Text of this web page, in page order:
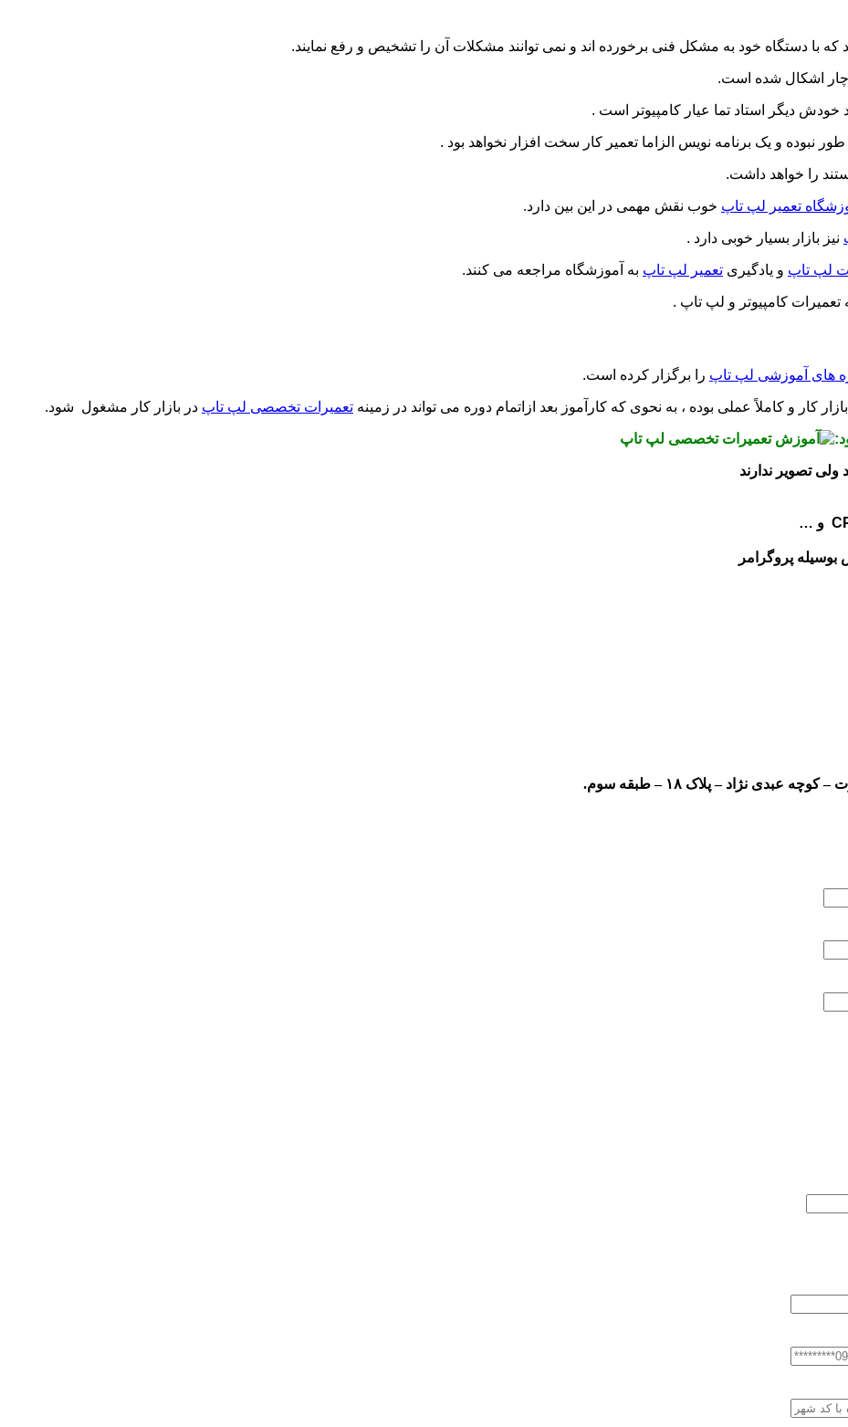
با دستگاه خود به مشکل فنی برخورده اند و نمی توانند مشکلات آن را تشخیص و رفع نمایند.
اشکال شده است.
دیگر استاد تما عیار کامپیوتر است .
نبوده و یک برنامه نویس الزاما تعمیر کار سخت افزار نخواهد بود .
را خواهد داشت.
تعمیر لپ تاپ خوب نقش مهمی در این بین دارد.
نیز بازار بسیار خوبی دارد .
لپ تاپ و یادگیری تعمیر لپ تاپ به آموزشگاه مراجعه می کنند.
تعمیرات کامپیوتر و لپ تاپ .
های آموزشی لپ تاپ را برگزار کرده است.
کار و کاملاً عملی بوده ، به نحوی که کارآموز بعد ازاتمام دوره می تواند در زمینه تعمیرات تخصصی لپ تاپ در بازار کار مشغول شود.
تصویر ندارند
پروگرامر
نژاد – پلاک ۱۸ – طبقه سوم.